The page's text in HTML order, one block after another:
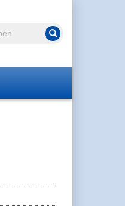
Suche starten